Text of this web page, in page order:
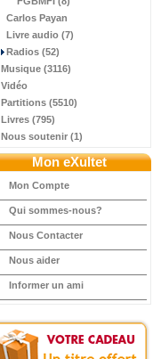
Carlos Payan
Livre audio (7)
Radios (52)
Musique (3116)
Vidéo
Partitions (5510)
Livres (795)
Nous soutenir (1)
Mon eXultet
Mon Compte
Qui sommes-nous?
Nous Contacter
Nous aider
Informer un ami